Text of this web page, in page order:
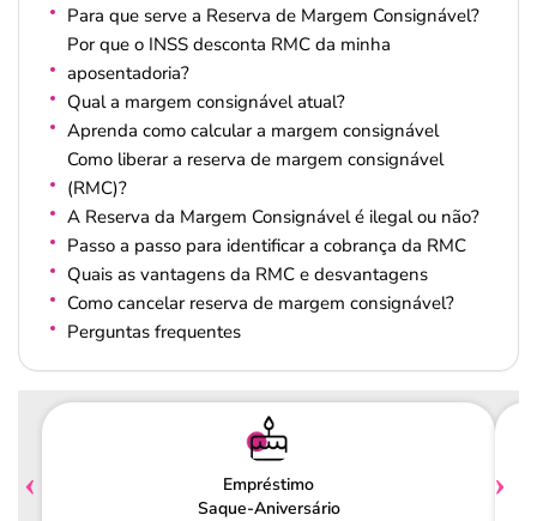
Para que serve a Reserva de Margem Consignável?
Por que o INSS desconta RMC da minha
aposentadoria?
Qual a margem consignável atual?
Aprenda como calcular a margem consignável
Como liberar a reserva de margem consignável
(RMC)?
A Reserva da Margem Consignável é ilegal ou não?
Passo a passo para identificar a cobrança da RMC
Quais as vantagens da RMC e desvantagens
Como cancelar reserva de margem consignável?
Perguntas frequentes
Empréstimo
Saque-Aniversário